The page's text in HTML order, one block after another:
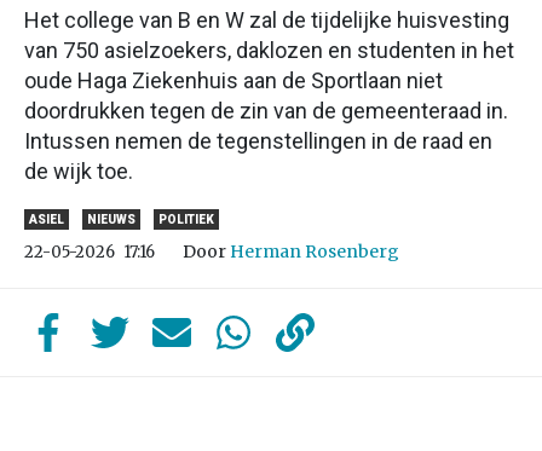
Het college van B en W zal de tijdelijke huisvesting
van 750 asielzoekers, daklozen en studenten in het
oude Haga Ziekenhuis aan de Sportlaan niet
doordrukken tegen de zin van de gemeenteraad in.
Intussen nemen de tegenstellingen in de raad en
de wijk toe.
ASIEL NIEUWS POLITIEK
22-05-2026 17:16 Door Herman Rosenberg